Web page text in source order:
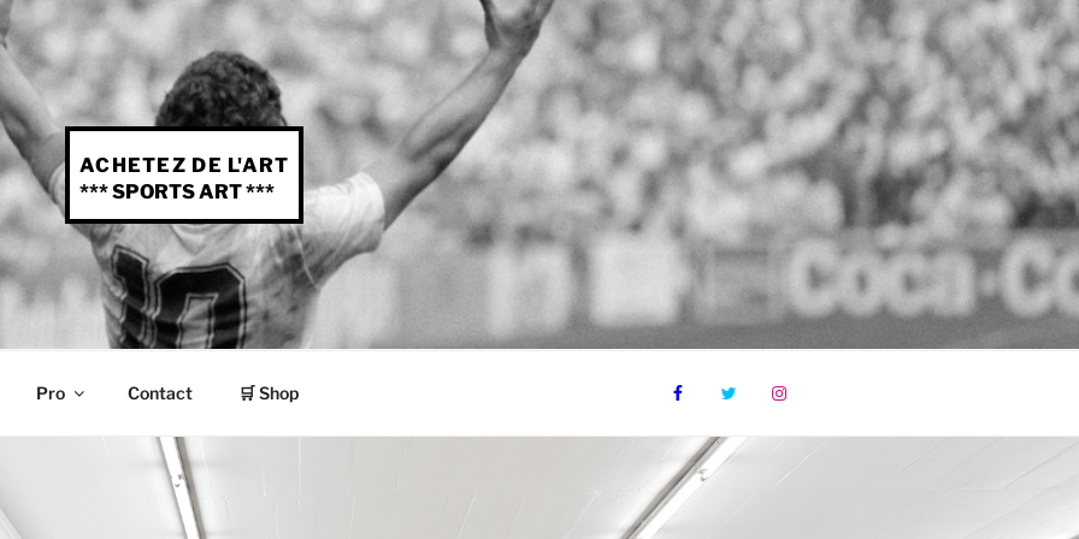
ACHETEZ DE L'ART
*** SPORTS ART ***
Pro Contact 🛒 Shop